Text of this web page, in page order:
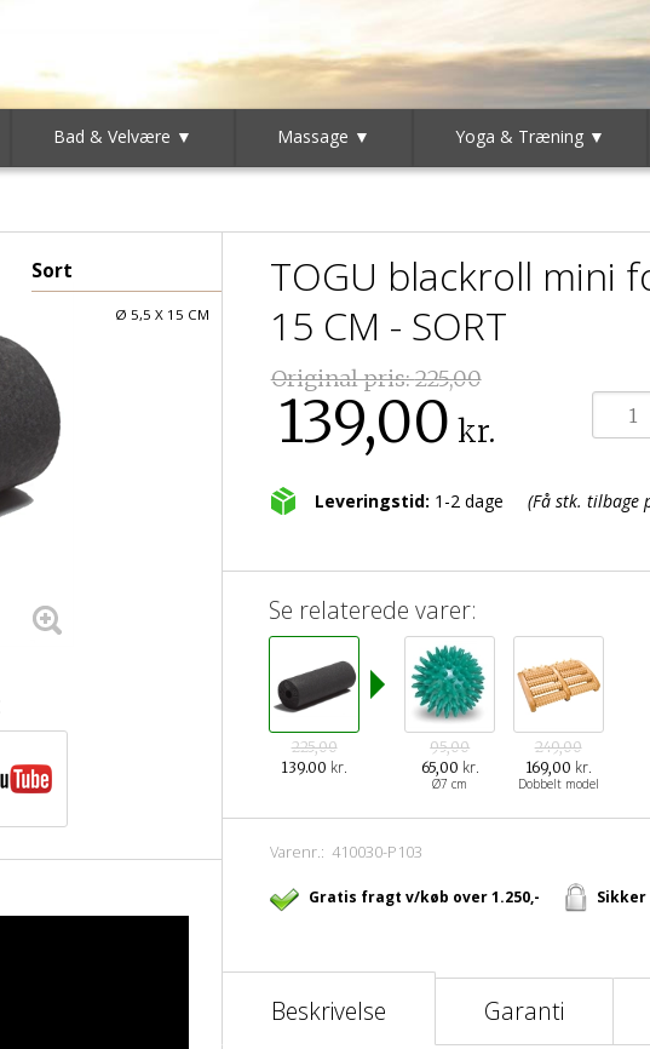
Bad & Velvære ▼ Massage ▼ Yoga & Træning ▼
Sort
Ø 5,5 X 15 CM
TOGU blackroll mini
15 CM - SORT
Original pris:225,00
139,00 kr.
Leveringstid: 1-2 dage (Få stk. tilbage
Se relaterede varer:
225,00
139.00 kr.
95,00
65,00 kr.
Ø7 cm
249,00
169,00 kr.
Dobbelt model
Varenr.: 410030-P103
Gratis fragt v/køb over 1.250,-
Beskrivelse Garanti